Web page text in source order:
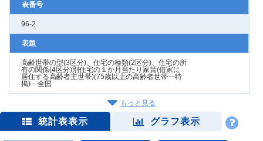
表番号
96-2
表題
高齢世帯の型(3区分)、住宅の種類(2区分)、住宅の所
有の関係(4区分)別住宅の１か月当たり家賃(借家に
居住する高齢者主世帯)(75歳以上の高齢者世帯―特
掲)－全国
もっと見る
統計表表示 グラフ表示